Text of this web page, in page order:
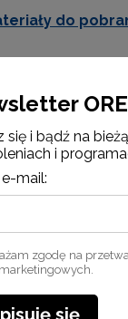
do
ORE
się i bądź na
i
mail:
zgodę na
się